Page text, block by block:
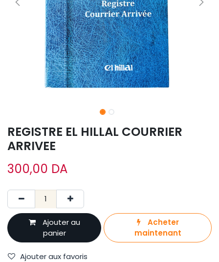
REGISTRE EL HILLAL COURRIER
ARRIVEE
300,00 DA
Ajouter au
panier
Acheter
maintenant
Ajouter aux favoris